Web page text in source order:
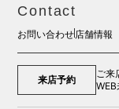
Contact
お問い合わせ 店舗情報
来店予約
ご来